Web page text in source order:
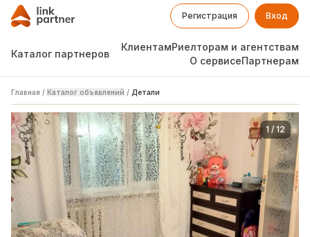
Регистрация Вход
Каталог партнеров
КлиентамРиелторам и агентствам
О сервисеПартнерам
Главная / Каталог объявлений / Детали
1 / 12